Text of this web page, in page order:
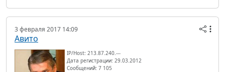
3 февраля 2017 14:09
Авито
IP/Host: 213.87.240.---
Дата регистрации: 29.03.2012
Сообщений: 7 105